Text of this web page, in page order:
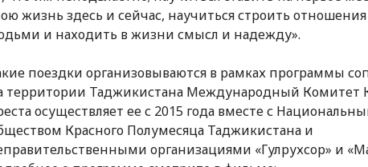
жизнь здесь и сейчас, научиться строить
и находить в жизни смысл и надежду».
поездки организовываются в рамках программы
территории Таджикистана Международный Комитет
осуществляет ее с 2015 года вместе с
Красного Полумесяца Таджикистана и
организациями «Гулрухсор» и